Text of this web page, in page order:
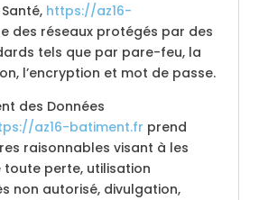
https://az16-
des réseaux protégés par des
tels que par pare-feu, la
l’encryption et mot de passe.
des Données
az16-batiment.fr prend
raisonnables visant à les
perte, utilisation
non autorisé, divulgation,